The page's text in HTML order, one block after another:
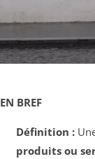
EN BREF
Définition :
produits ou